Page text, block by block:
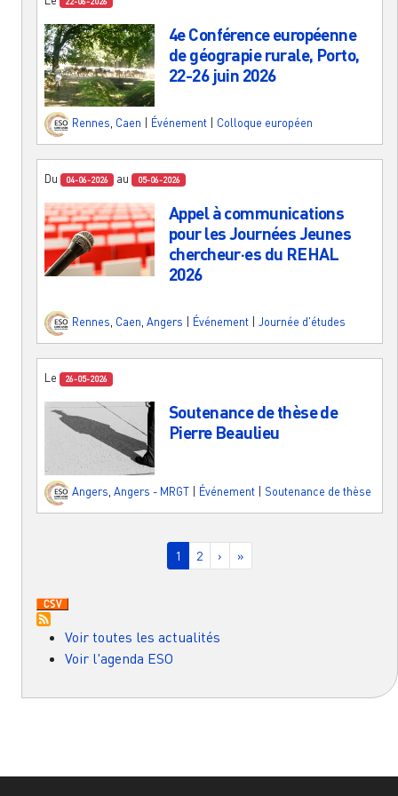
4e Conférence européenne
de géograpie rurale, Porto,
22-26 juin 2026
Rennes Caen Événement Colloque européen
Du 04-06-2026 au 05-06-2026
Appel à communications
pour les Journées Jeunes
chercheur·es du REHAL
2026
Rennes, Caen, Angers Événement Journée d'études
Le 26-05-2026
Soutenance de thèse de
Pierre Beaulieu
Angers, Angers - MRGT Événement Soutenance de thèse
Page courante
1 Page
2 Page suivante
› Dernière page
»
Voir toutes les actualités
Voir l'agenda ESO